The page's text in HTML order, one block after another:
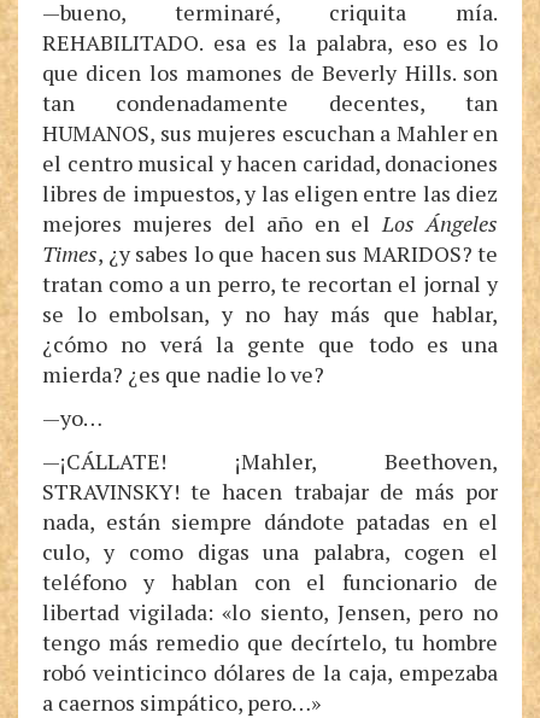
—bueno, terminaré, criquita mía.
REHABILITADO. esa es la palabra, eso es lo
que dicen los mamones de Beverly Hills. son
tan condenadamente decentes, tan
HUMANOS, sus mujeres escuchan a Mahler en
el centro musical y hacen caridad, donaciones
libres de impuestos, y las eligen entre las diez
mejores mujeres del año en elLos Ángeles
Times, ¿y sabes lo que hacen sus MARIDOS? te
tratan como a un perro, te recortan el jornal y
se lo embolsan, y no hay más que hablar,
¿cómo no verá la gente que todo es una
mierda? ¿es que nadie lo ve?
—yo…
—¡CÁLLATE! ¡Mahler, Beethoven,
STRAVINSKY! te hacen trabajar de más por
nada, están siempre dándote patadas en el
culo, y como digas una palabra, cogen el
teléfono y hablan con el funcionario de
libertad vigilada: «lo siento, Jensen, pero no
tengo más remedio que decírtelo, tu hombre
robó veinticinco dólares de la caja, empezaba
a caernos simpático, pero…»